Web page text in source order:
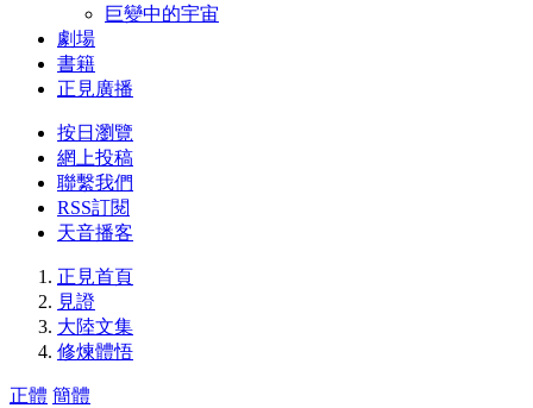
巨變中的宇宙
劇場
書籍
正見廣播
按日瀏覽
網上投稿
聯繫我們
RSS訂閱
天音播客
正見首頁
見證
大陸文集
修煉體悟
正體 簡體